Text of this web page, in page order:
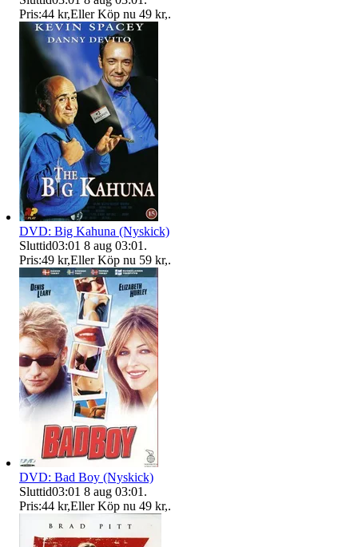
Pris:44 kr,Eller Köp nu 49 kr,.
DVD: Big Kahuna (Nyskick)
Sluttid03:01 8 aug 03:01 .
Pris:49 kr,Eller Köp nu 59 kr,.
DVD: Bad Boy (Nyskick)
Sluttid03:01 8 aug 03:01 .
Pris:44 kr,Eller Köp nu 49 kr,.